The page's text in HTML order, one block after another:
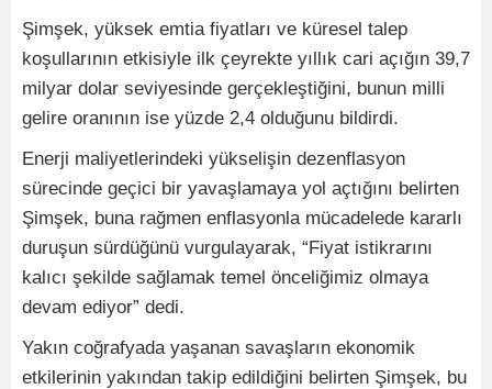
Şimşek, yüksek emtia fiyatları ve küresel talep
koşullarının etkisiyle ilk çeyrekte yıllık cari açığın 39,7
milyar dolar seviyesinde gerçekleştiğini, bunun milli
gelire oranının ise yüzde 2,4 olduğunu bildirdi.
Enerji maliyetlerindeki yükselişin dezenflasyon
sürecinde geçici bir yavaşlamaya yol açtığını belirten
Şimşek, buna rağmen enflasyonla mücadelede kararlı
duruşun sürdüğünü vurgulayarak, “Fiyat istikrarını
kalıcı şekilde sağlamak temel önceliğimiz olmaya
devam ediyor” dedi.
Yakın coğrafyada yaşanan savaşların ekonomik
etkilerinin yakından takip edildiğini belirten Şimşek, bu